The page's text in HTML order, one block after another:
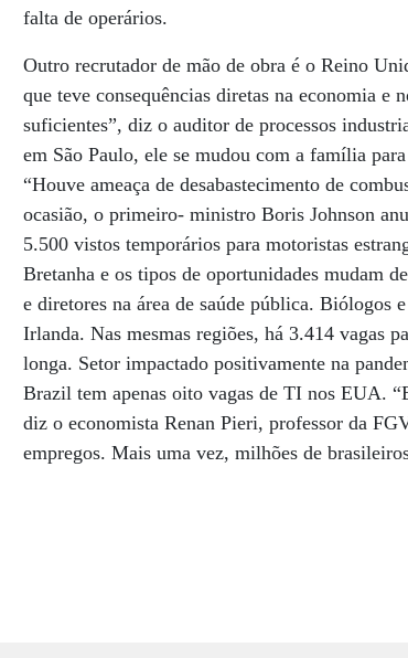
falta de operários.
Outro recrutador de mão de obra é o Reino
que teve consequências diretas na economia
suficientes”, diz o auditor de processos
em São Paulo, ele se mudou com a família
“Houve ameaça de desabastecimento de
ocasião, o primeiro- ministro Boris Johnson
5.500 vistos temporários para motoristas
Bretanha e os tipos de oportunidades mudam
e diretores na área de saúde pública. Biólogos
Irlanda. Nas mesmas regiões, há 3.414 vagas
longa. Setor impactado positivamente na
Brazil tem apenas oito vagas de TI nos EUA.
diz o economista Renan Pieri, professor da
empregos. Mais uma vez, milhões de